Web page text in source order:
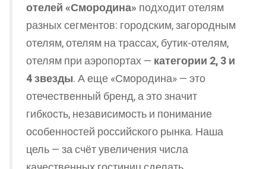
отелей «Смородина» подходит отелям
разных сегментов: городским, загородным
отелям, отелям на трассах, бутик-отелям,
отелям при аэропортах — категории 2, 3 и
4 звезды. А еще «Смородина» — это
отечественный бренд, а это значит
гибкость, независимость и понимание
особенностей российского рынка. Наша
цель — за счёт увеличения числа